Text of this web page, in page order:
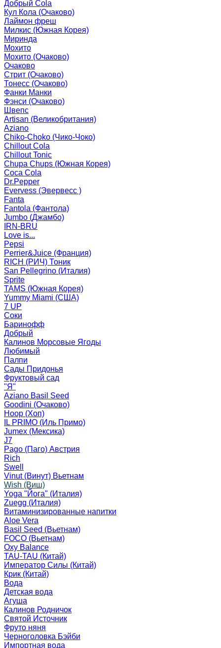
Добрый Cola
Кул Кола (Очаково)
Лаймон фреш
Милкис (Южная Корея)
Миринда
Мохито
Мохито (Очаково)
Очаково
Стрит (Очаково)
Тонесс (Очаково)
Фанки Манки
Фэнси (Очаково)
Швепс
Artisan (Великобритания)
Aziano
Chiko-Choko (Чико-Чоко)
Chillout Cola
Chillout Tonic
Chupa Chups (Южная Корея)
Coca Cola
Dr.Pepper
Evervess (Эвервесс )
Fanta
Fantola (Фантола)
Jumbo (Джамбо)
IRN-BRU
Love is...
Pepsi
Perrier&Juice (Франция)
RICH (РИЧ) Тоник
San Pellegrino (Италия)
Sprite
TAMS (Южная Корея)
Yummy Miami (США)
7 UP
Соки
Баринофф
Добрый
Калинов Морсовые Ягоды
Любимый
Палпи
Сады Придонья
Фруктовый сад
"Я"
Aziano Basil Seed
Goodini (Очаково)
Hoop (Хоп)
IL PRIMO (Иль Примо)
Jumex (Мексика)
J7
Pago (Паго) Австрия
Rich
Swell
Vinut (Винут) Вьетнам
Wish (Виш)
Yoga "Йога" (Италия)
Zuegg (Италия)
Витаминизированные напитки
Aloe Vera
Basil Seed (Вьетнам)
FOCO (Вьетнам)
Oxy Balance
TAU-TAU (Китай)
Император Силы (Китай)
Крик (Китай)
Вода
Детская вода
Агуша
Калинов Родничок
Святой Источник
Фруто няня
Черноголовка Бэйби
Импортная вода